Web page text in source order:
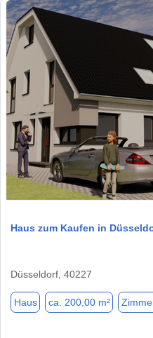
Haus zum Kaufen in
Düsseldorf, 40227
Haus ca. 200,00 m²